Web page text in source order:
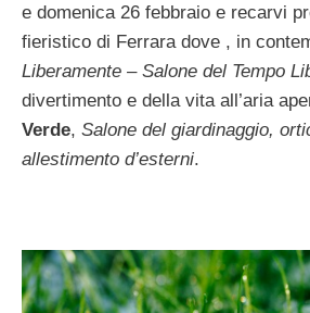
e domenica 26 febbraio e recarvi
fieristico di Ferrara dove , in
Liberamente – Salone del Tempo
divertimento e della vita all’aria
Verde, Salone del giardinaggio,
allestimento d’esterni.